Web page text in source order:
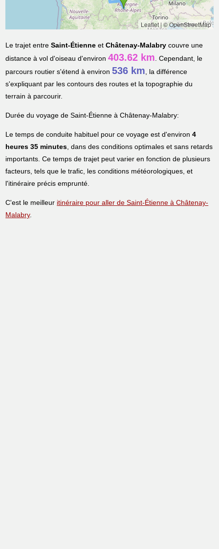
Leaflet|© OpenStreetMap
Le trajet entreSaint-Étienne etChâtenay-Malabry couvre une
distance à vol d'oiseau d'environ403.62 km. Cependant, le
parcours routier s'étend à environ536 km, la différence
s'expliquant par les contours des routes et la topographie du
terrain à parcourir.
Durée du voyage de Saint-Étienne à Châtenay-Malabry:
Le temps de conduite habituel pour ce voyage est d'environ4
heures 35 minutes, dans des conditions optimales et sans retards
importants. Ce temps de trajet peut varier en fonction de plusieurs
facteurs, tels que le trafic, les conditions météorologiques, et
l'itinéraire précis emprunté.
C'est le meilleur itinéraire pour aller de Saint-Étienne à Châtenay-
Malabry.